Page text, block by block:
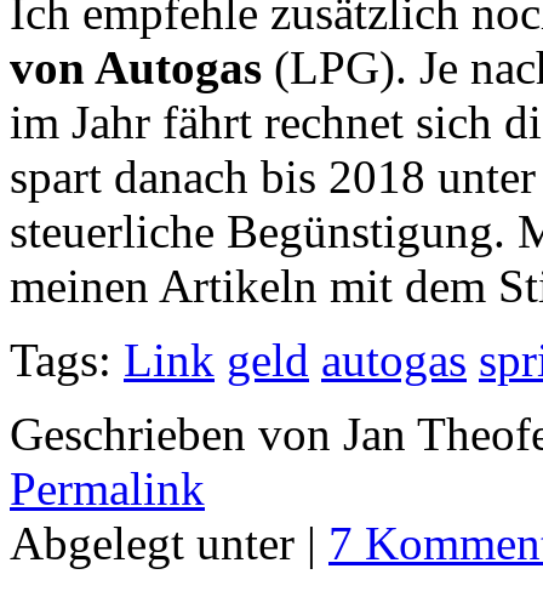
Ich empfehle zusätzlich
von Autogas (LPG). Je
im Jahr fährt rechnet sich
spart danach bis 2018
steuerliche Begünstigung.
meinen Artikeln mit dem
Tags: Link geld autogas
Geschrieben von Jan
Permalink
Abgelegt unter | 7